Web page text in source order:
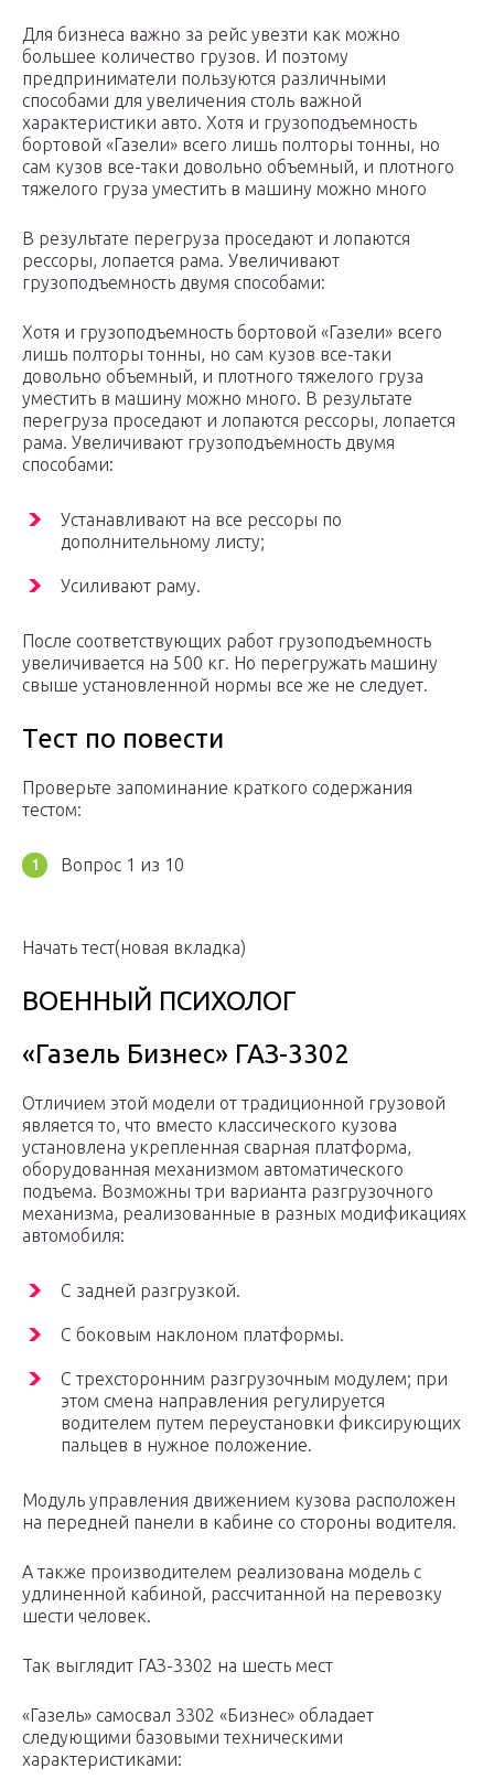
Для бизнеса важно за рейс увезти как можно
большее количество грузов. И поэтому
предприниматели пользуются различными
способами для увеличения столь важной
характеристики авто. Хотя и грузоподъемность
бортовой «Газели» всего лишь полторы тонны, но
сам кузов все-таки довольно объемный, и плотного
тяжелого груза уместить в машину можно много
В результате перегруза проседают и лопаются
рессоры, лопается рама. Увеличивают
грузоподъемность двумя способами:
Хотя и грузоподъемность бортовой «Газели» всего
лишь полторы тонны, но сам кузов все-таки
довольно объемный, и плотного тяжелого груза
уместить в машину можно много. В результате
перегруза проседают и лопаются рессоры, лопается
рама. Увеличивают грузоподъемность двумя
способами:
Устанавливают на все рессоры по
дополнительному листу;
Усиливают раму.
После соответствующих работ грузоподъемность
увеличивается на 500 кг. Но перегружать машину
свыше установленной нормы все же не следует.
Тест по повести
Проверьте запоминание краткого содержания
тестом:
Вопрос 1 из 10
Начать тест(новая вкладка)
ВОЕННЫЙ ПСИХОЛОГ
«Газель Бизнес» ГАЗ-3302
Отличием этой модели от традиционной грузовой
является то, что вместо классического кузова
установлена укрепленная сварная платформа,
оборудованная механизмом автоматического
подъема. Возможны три варианта разгрузочного
механизма, реализованные в разных модификациях
автомобиля:
С задней разгрузкой.
С боковым наклоном платформы.
С трехсторонним разгрузочным модулем; при
этом смена направления регулируется
водителем путем переустановки фиксирующих
пальцев в нужное положение.
Модуль управления движением кузова расположен
на передней панели в кабине со стороны водителя.
А также производителем реализована модель с
удлиненной кабиной, рассчитанной на перевозку
шести человек.
Так выглядит ГАЗ-3302 на шесть мест
«Газель» самосвал 3302 «Бизнес» обладает
следующими базовыми техническими
характеристиками: